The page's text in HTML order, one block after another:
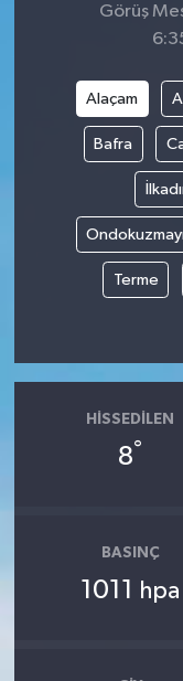
Görüş
Alaçam
Bafra
Terme
HISSEDILEN
8°
BASINÇ
1011 hpa